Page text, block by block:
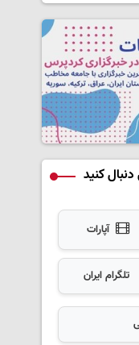
کنید
آپارات
تلگرام ایران